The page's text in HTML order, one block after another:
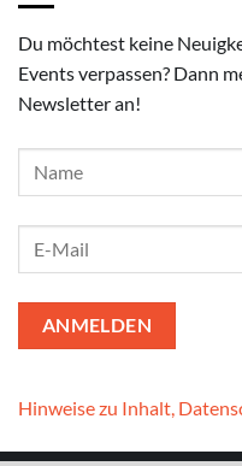
Du möchtest keine
Events verpassen? Dann
Newsletter an!
Hinweise zu Inhalt,